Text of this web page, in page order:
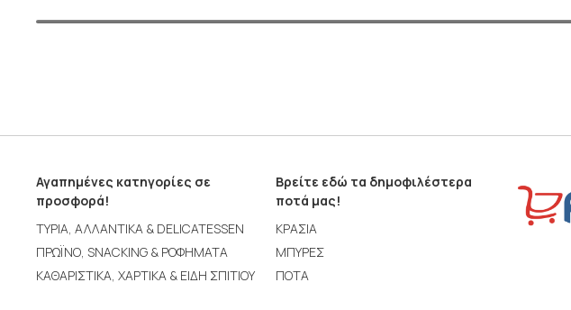
Αγαπημένες κατηγορίες σε
προσφορά!
ΤΥΡΙΑ, ΑΛΛΑΝΤΙΚΑ & DELICATESSEN
ΠΡΩΪΝΟ, SNACKING & ΡΟΦΗΜΑΤΑ
ΚΑΘΑΡΙΣΤΙΚΑ, ΧΑΡΤΙΚΑ & ΕΙΔΗ ΣΠΙΤΙΟΥ
Βρείτε εδώ τα δημοφιλέστερα
ποτά μας!
ΚΡΑΣΙΑ
ΜΠΥΡΕΣ
ΠΟΤΑ